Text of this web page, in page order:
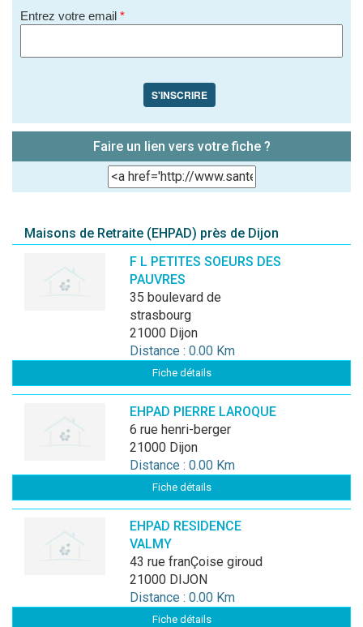
Entrez votre email *
S'INSCRIRE
Faire un lien vers votre fiche ?
Maisons de Retraite (EHPAD) près de Dijon
F L PETITES SOEURS DES
PAUVRES
35 boulevard de
strasbourg
21000 Dijon
Distance : 0.00 Km
Fiche détails
EHPAD PIERRE LAROQUE
6 rue henri-berger
21000 Dijon
Distance : 0.00 Km
Fiche détails
EHPAD RESIDENCE
VALMY
43 rue franÇoise giroud
21000 DIJON
Distance : 0.00 Km
Fiche détails